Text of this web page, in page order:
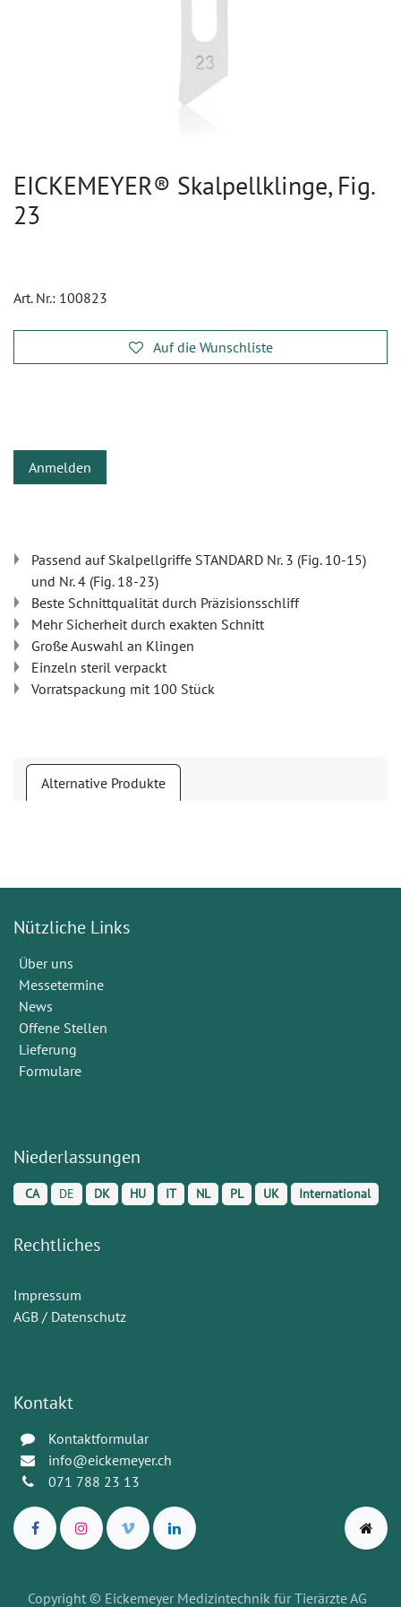
EICKEMEYER® Skalpellklinge, Fig.
23
Art. Nr.: 100823
Auf die Wunschliste
Anmelden
Passend auf Skalpellgriffe STANDARD Nr. 3 (Fig. 10-15)
und Nr. 4 (Fig. 18-23)
Beste Schnittqualität durch Präzisionsschliff
Mehr Sicherheit durch exakten Schnitt
Große Auswahl an Klingen
Einzeln steril verpackt
Vorratspackung mit 100 Stück
Alternative Produkte
Nützliche Links
Über uns
Messetermine
News
Offene Stellen
Lieferung
Formulare
Niederlassungen
CA DE DK HU IT NL PL UK International
Rechtliches
Impressum
AGB / Datenschutz
Kontakt
Kontaktformular
info@eickemeyer.ch
071 788 23 13
Copyright © Eickemeyer Medizintechnik für Tierärzte AG